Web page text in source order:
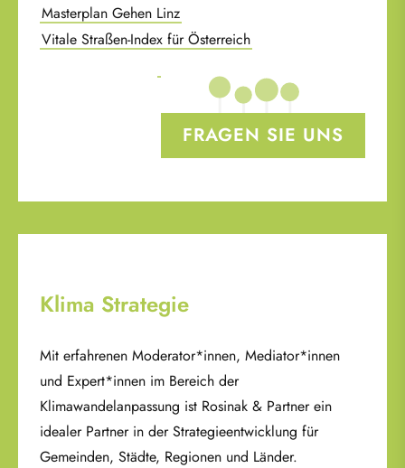
KLIMA-PLANUNG UND BERATUNG
FÜR STÄDTE, GEMEINDEN UND
Masterplan Gehen Linz
Vitale Straßen-Index für Österreich
FRAGEN SIE UNS
Klima Strategie
Mit erfahrenen Moderator*innen, Mediator*innen
und Expert*innen im Bereich der
Klimawandelanpassung ist Rosinak & Partner ein
idealer Partner in der Strategieentwicklung für
Gemeinden, Städte, Regionen und Länder.